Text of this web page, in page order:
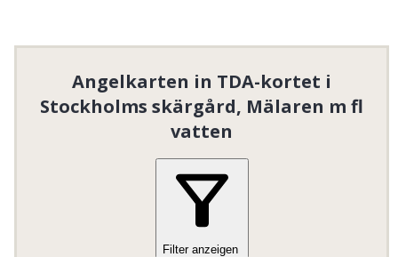
Juniorkortet är gratis och personligt och gäller
till och med det årman fyller 19.
Angelkarten in TDA-kortet i
Stockholms skärgård, Mälaren m fl
vatten
Filter anzeigen